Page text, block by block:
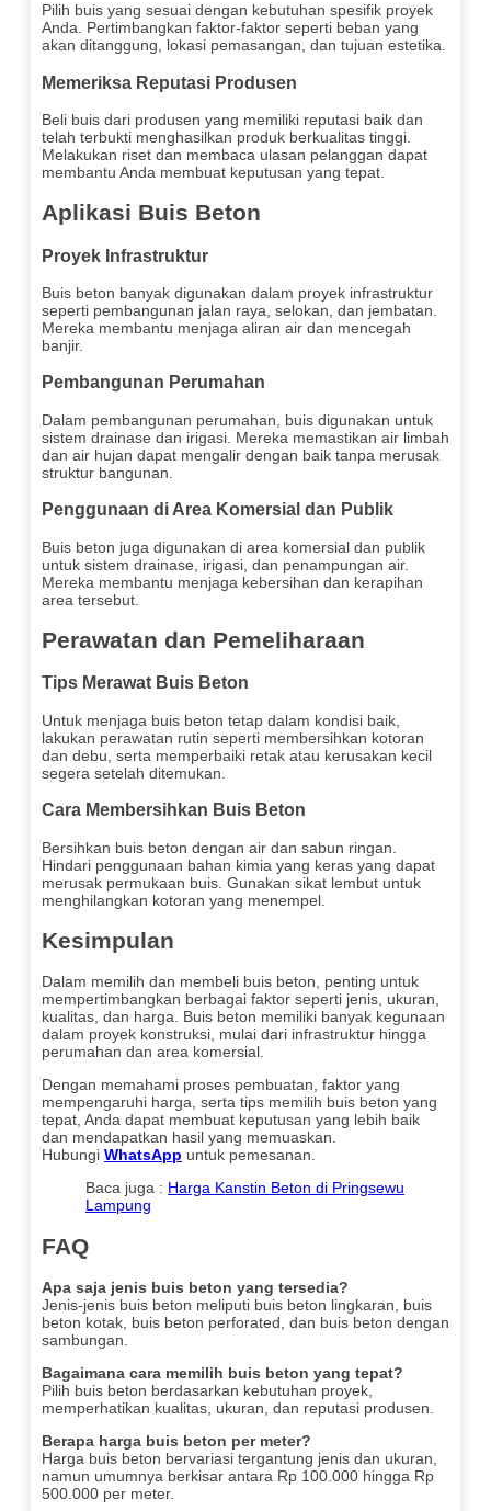
Pilih buis yang sesuai dengan kebutuhan spesifik proyek
Anda. Pertimbangkan faktor-faktor seperti beban yang
akan ditanggung, lokasi pemasangan, dan tujuan estetika.
Memeriksa Reputasi Produsen
Beli buis dari produsen yang memiliki reputasi baik dan
telah terbukti menghasilkan produk berkualitas tinggi.
Melakukan riset dan membaca ulasan pelanggan dapat
membantu Anda membuat keputusan yang tepat.
Aplikasi Buis Beton
Proyek Infrastruktur
Buis beton banyak digunakan dalam proyek infrastruktur
seperti pembangunan jalan raya, selokan, dan jembatan.
Mereka membantu menjaga aliran air dan mencegah
banjir.
Pembangunan Perumahan
Dalam pembangunan perumahan, buis digunakan untuk
sistem drainase dan irigasi. Mereka memastikan air limbah
dan air hujan dapat mengalir dengan baik tanpa merusak
struktur bangunan.
Penggunaan di Area Komersial dan Publik
Buis beton juga digunakan di area komersial dan publik
untuk sistem drainase, irigasi, dan penampungan air.
Mereka membantu menjaga kebersihan dan kerapihan
area tersebut.
Perawatan dan Pemeliharaan
Tips Merawat Buis Beton
Untuk menjaga buis beton tetap dalam kondisi baik,
lakukan perawatan rutin seperti membersihkan kotoran
dan debu, serta memperbaiki retak atau kerusakan kecil
segera setelah ditemukan.
Cara Membersihkan Buis Beton
Bersihkan buis beton dengan air dan sabun ringan.
Hindari penggunaan bahan kimia yang keras yang dapat
merusak permukaan buis. Gunakan sikat lembut untuk
menghilangkan kotoran yang menempel.
Kesimpulan
Dalam memilih dan membeli buis beton, penting untuk
mempertimbangkan berbagai faktor seperti jenis, ukuran,
kualitas, dan harga. Buis beton memiliki banyak kegunaan
dalam proyek konstruksi, mulai dari infrastruktur hingga
perumahan dan area komersial.
Dengan memahami proses pembuatan, faktor yang
mempengaruhi harga, serta tips memilih buis beton yang
tepat, Anda dapat membuat keputusan yang lebih baik
dan mendapatkan hasil yang memuaskan.
Hubungi WhatsApp untuk pemesanan.
Baca juga : Harga Kanstin Beton di Pringsewu
Lampung
FAQ
Apa saja jenis buis beton yang tersedia?
Jenis-jenis buis beton meliputi buis beton lingkaran, buis
beton kotak, buis beton perforated, dan buis beton dengan
sambungan.
Bagaimana cara memilih buis beton yang tepat?
Pilih buis beton berdasarkan kebutuhan proyek,
memperhatikan kualitas, ukuran, dan reputasi produsen.
Berapa harga buis beton per meter?
Harga buis beton bervariasi tergantung jenis dan ukuran,
namun umumnya berkisar antara Rp 100.000 hingga Rp
500.000 per meter.